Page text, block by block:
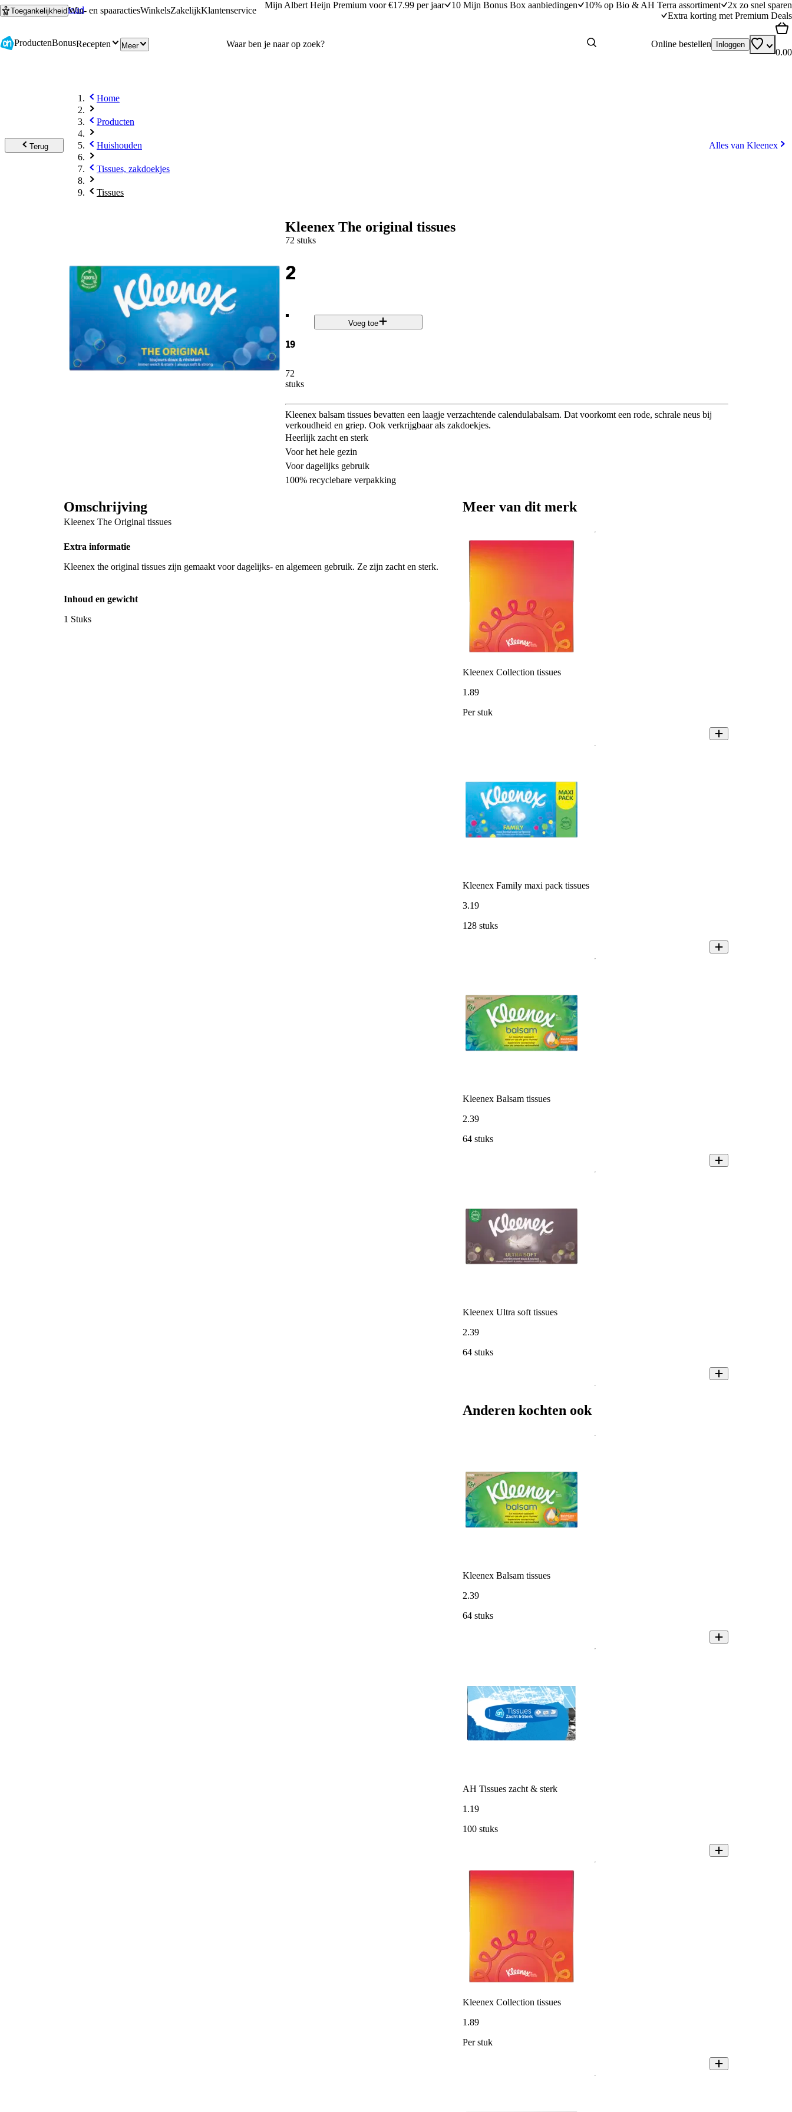
Ga naar hoofdinhoud
Ga naar zoeken
ToegankelijkheidWin- en spaaractiesWinkelsZakelijkKlantenservice
Mijn Albert Heijn Premium voor €17.99 per jaar 10 Mijn Bonus Box aanbiedingen 10% op Bio & AH Terra assortiment
2x zo snel sparen
Extra korting met Premium Deals
ProductenBonusRecepten Meer Online bestellen Inloggen
0.00
Terug
Home
Producten
Huishouden
Tissues, zakdoekjes
Tissues
Alles van Kleenex
Kleenex The original tissues
72 stuks
2
.
19
72
stuks
Voeg toe
Kleenex balsam tissues bevatten een laagje verzachtende calendulabalsam. Dat voorkomt een rode, schrale neus bij
verkoudheid en griep. Ook verkrijgbaar als zakdoekjes.
Heerlijk zacht en sterk
Voor het hele gezin
Voor dagelijks gebruik
100% recyclebare verpakking
Omschrijving
Kleenex The Original tissues
Extra informatie
Kleenex the original tissues zijn gemaakt voor dagelijks- en algemeen gebruik. Ze zijn zacht en sterk.
Inhoud en gewicht
1 Stuks
Meer van dit merk
Kleenex Collection tissues
1 .89
Per stuk
Kleenex Family maxi pack tissues
3.19
128 stuks
Kleenex Balsam tissues
2.39
64 stuks
Kleenex Ultra soft tissues
2.39
64 stuks
Anderen kochten ook
Kleenex Balsam tissues
2.39
64 stuks
AH Tissues zacht & sterk
1 .19
100 stuks
Kleenex Collection tissues
1 .89
Per stuk